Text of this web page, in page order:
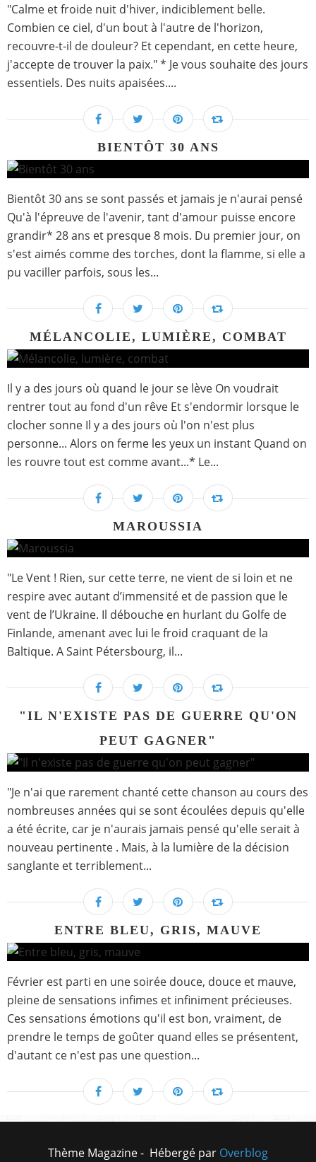
"Calme et froide nuit d'hiver, indiciblement belle.
Combien ce ciel, d'un bout à l'autre de l'horizon,
recouvre-t-il de douleur? Et cependant, en cette heure,
j'accepte de trouver la paix." * Je vous souhaite des jours
essentiels. Des nuits apaisées....
BIENTÔT 30 ANS
Bientôt 30 ans se sont passés et jamais je n'aurai pensé
Qu'à l'épreuve de l'avenir, tant d'amour puisse encore
grandir* 28 ans et presque 8 mois. Du premier jour, on
s'est aimés comme des torches, dont la flamme, si elle a
pu vaciller parfois, sous les...
MÉLANCOLIE, LUMIÈRE, COMBAT
Il y a des jours où quand le jour se lève On voudrait
rentrer tout au fond d'un rêve Et s'endormir lorsque le
clocher sonne Il y a des jours où l'on n'est plus
personne... Alors on ferme les yeux un instant Quand on
les rouvre tout est comme avant...* Le...
MAROUSSIA
"Le Vent ! Rien, sur cette terre, ne vient de si loin et ne
respire avec autant d’immensité et de passion que le
vent de l’Ukraine. Il débouche en hurlant du Golfe de
Finlande, amenant avec lui le froid craquant de la
Baltique. A Saint Pétersbourg, il...
"IL N'EXISTE PAS DE GUERRE QU'ON
PEUT GAGNER"
"Je n'ai que rarement chanté cette chanson au cours des
nombreuses années qui se sont écoulées depuis qu'elle
a été écrite, car je n'aurais jamais pensé qu'elle serait à
nouveau pertinente . Mais, à la lumière de la décision
sanglante et terriblement...
ENTRE BLEU, GRIS, MAUVE
Février est parti en une soirée douce, douce et mauve,
pleine de sensations infimes et infiniment précieuses.
Ces sensations émotions qu'il est bon, vraiment, de
prendre le temps de goûter quand elles se présentent,
d'autant ce n'est pas une question...
Thème Magazine - Hébergé par Overblog